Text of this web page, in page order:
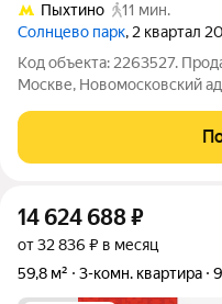
Пыхтино
11 мин.
Солнцево парк, 2 квартал
Код объекта: 2263527.
Москве, Новомосковский
на 14 этаже 15-этажного
постройки. Общая площадь
14 624 688₽
от 32 836 ₽ в месяц
59,8 м²
3-комн. квартира